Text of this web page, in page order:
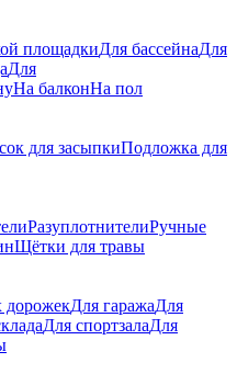
площадкиДля бассейнаДля
Для
На балконНа пол
для засыпкиПодложка для
РазуплотнителиРучные
Щётки для травы
дорожекДля гаражаДля
Для спортзалаДля